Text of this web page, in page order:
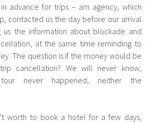
advance for trips – am agency, which
contacted us the day before our arrival
us the information about blockade and
at the same time reminding to
The question is if the money would be
cancellation? We will never know,
never happened, neither the
worth to book a hotel for a few days,